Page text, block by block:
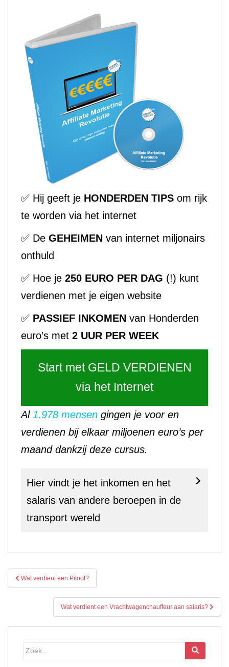
✅ Hij geeft je HONDERDEN TIPS om rijk
te worden via het internet
✅ De GEHEIMEN van internet miljonairs
onthuld
✅ Hoe je 250 EURO PER DAG (!) kunt
verdienen met je eigen website
✅ PASSIEF INKOMEN van Honderden
euro’s met 2 UUR PER WEEK
Start met GELD VERDIENEN
via het Internet
Al 1.978 mensen gingen je voor en
verdienen bij elkaar miljoenen euro’s per
maand dankzij deze cursus.
Hier vindt je het inkomen en het
salaris van andere beroepen in de
transport wereld
Bericht
navigatie
Wat verdient een Piloot?
Wat verdient een Vrachtwagenchauffeur aan salaris?
Zoek